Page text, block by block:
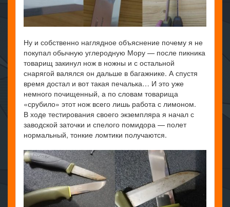
Ну и собственно наглядное объяснение почему я не
покупал обычную углеродную Мору — после пикника
товарищ закинул нож в ножны и с остальной
снарягой валялся он дальше в багажнике. А спустя
время достал и вот такая печалька… И это уже
немного почищенный, а по словам товарища
«срубило» этот нож всего лишь работа с лимоном.
В ходе тестирования своего экземпляра я начал с
заводской заточки и спелого помидора — полет
нормальный, тонкие ломтики получаются.